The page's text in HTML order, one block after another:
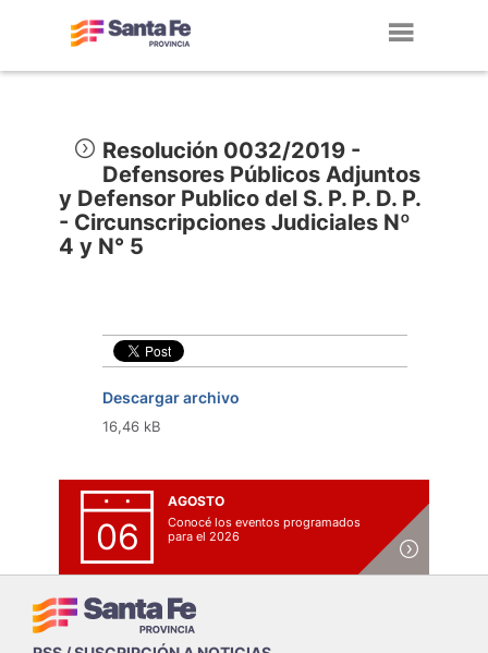
Resolución 0032/2019 -
Defensores Públicos Adjuntos
y Defensor Publico del S. P. P. D. P.
- Circunscripciones Judiciales Nº
4 y N° 5
Descargar archivo
16,46 kB
06
AGOSTO
Conocé los eventos programados
para el 2026